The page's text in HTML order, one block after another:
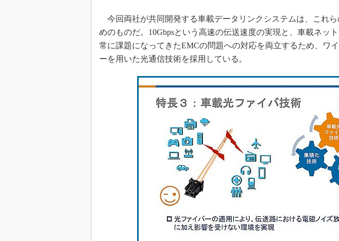
今回両社が共同開発する車載データリンクシステムは、これ
めのものだ。10Gbpsという高速の伝送速度の実現と、車載ネッ
常に課題になってきたEMCの問題への対応を両立するため、ワ
ーを用いた光通信技術を採用している。